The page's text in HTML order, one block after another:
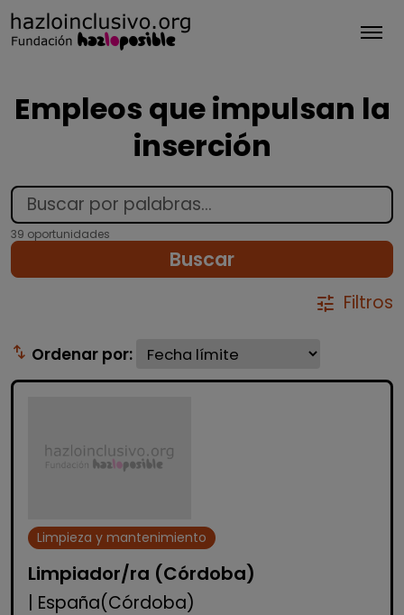
Empleos que impulsan la
inserción
39 oportunidades
Buscar
tune Filtros
swap_vert Ordenar por:
Limpieza y mantenimiento
Limpiador/ra (Córdoba)
| España(Córdoba)